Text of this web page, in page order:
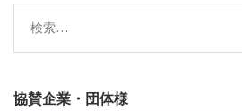
検
索:
協賛企業・団体様